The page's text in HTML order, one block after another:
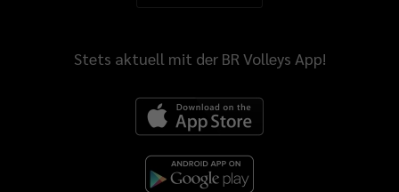
Stets aktuell mit der BR Volleys App!